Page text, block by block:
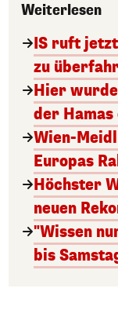
Weiterlesen
IS ruft
zu
Hier
der
Wien-
Europas
Höchster
neuen
"Wissen
bis